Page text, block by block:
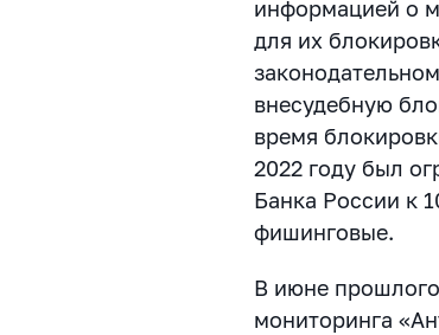
информацией о
для их
внесудебную
время
2022 году был
Банка России к
фишинговые.
В июне
мониторинга